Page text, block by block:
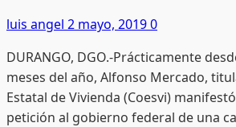
luis angel 2 mayo, 20190
DURANGO, DGO.-Prácticamente
meses del año, Alfonso Mercado,
Estatal de Vivienda (Coesvi)
petición al gobierno federal de una